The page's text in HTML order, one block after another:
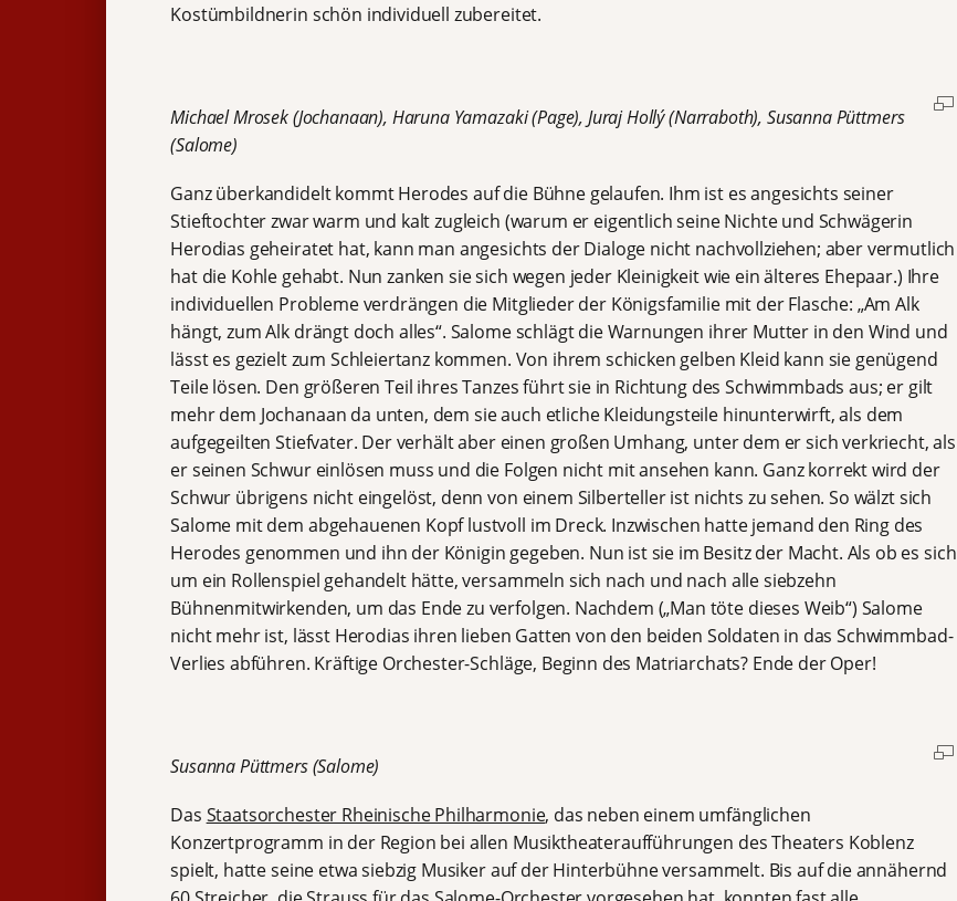
Kostümbildnerin schön individuell zubereitet.
Michael Mrosek (Jochanaan), Haruna Yamazaki (Page), Juraj Hollý (Narraboth), Susanna Püttmers
(Salome)
Ganz überkandidelt kommt Herodes auf die Bühne gelaufen. Ihm ist es angesichts seiner
Stieftochter zwar warm und kalt zugleich (warum er eigentlich seine Nichte und Schwägerin
Herodias geheiratet hat, kann man angesichts der Dialoge nicht nachvollziehen; aber vermutlich
hat die Kohle gehabt. Nun zanken sie sich wegen jeder Kleinigkeit wie ein älteres Ehepaar.) Ihre
individuellen Probleme verdrängen die Mitglieder der Königsfamilie mit der Flasche: „Am Alk
hängt, zum Alk drängt doch alles“. Salome schlägt die Warnungen ihrer Mutter in den Wind und
lässt es gezielt zum Schleiertanz kommen. Von ihrem schicken gelben Kleid kann sie genügend
Teile lösen. Den größeren Teil ihres Tanzes führt sie in Richtung des Schwimmbads aus; er gilt
mehr dem Jochanaan da unten, dem sie auch etliche Kleidungsteile hinunterwirft, als dem
aufgegeilten Stiefvater. Der verhält aber einen großen Umhang, unter dem er sich verkriecht, als
er seinen Schwur einlösen muss und die Folgen nicht mit ansehen kann. Ganz korrekt wird der
Schwur übrigens nicht eingelöst, denn von einem Silberteller ist nichts zu sehen. So wälzt sich
Salome mit dem abgehauenen Kopf lustvoll im Dreck. Inzwischen hatte jemand den Ring des
Herodes genommen und ihn der Königin gegeben. Nun ist sie im Besitz der Macht. Als ob es sich
um ein Rollenspiel gehandelt hätte, versammeln sich nach und nach alle siebzehn
Bühnenmitwirkenden, um das Ende zu verfolgen. Nachdem („Man töte dieses Weib“) Salome
nicht mehr ist, lässt Herodias ihren lieben Gatten von den beiden Soldaten in das Schwimmbad-
Verlies abführen. Kräftige Orchester-Schläge, Beginn des Matriarchats? Ende der Oper!
Susanna Püttmers (Salome)
Das Staatsorchester Rheinische Philharmonie, das neben einem umfänglichen
Konzertprogramm in der Region bei allen Musiktheateraufführungen des Theaters Koblenz
spielt, hatte seine etwa siebzig Musiker auf der Hinterbühne versammelt. Bis auf die annähernd